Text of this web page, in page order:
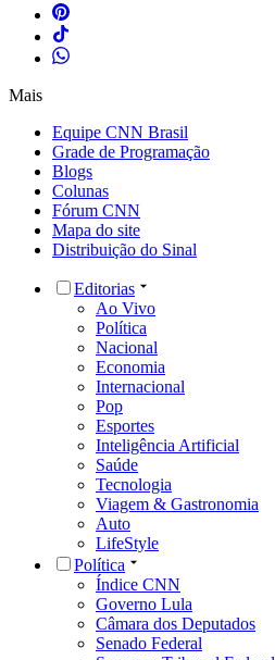
Mais
Equipe CNN Brasil
Grade de Programação
Blogs
Colunas
Fórum CNN
Mapa do site
Distribuição do Sinal
Editorias
Ao Vivo
Política
Nacional
Economia
Internacional
Pop
Esportes
Inteligência Artificial
Saúde
Tecnologia
Viagem & Gastronomia
Auto
LifeStyle
Política
Índice CNN
Governo Lula
Câmara dos Deputados
Senado Federal